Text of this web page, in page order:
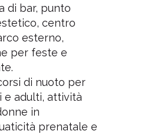
di bar, punto
centro
esterno,
per feste e
di nuoto per
e adulti, attività
in
prenatale e